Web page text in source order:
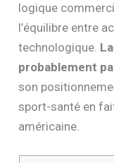
logique
l’équilibre entre
technologique.
probablement
son
sport-santé en
américaine.